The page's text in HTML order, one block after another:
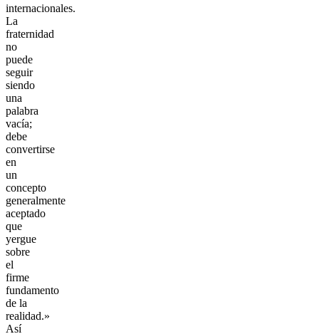
internacionales.
La
fraternidad
no
puede
seguir
siendo
una
palabra
vacía;
debe
convertirse
en
un
concepto
generalmente
aceptado
que
yergue
sobre
el
firme
fundamento
de la
realidad.»
Así